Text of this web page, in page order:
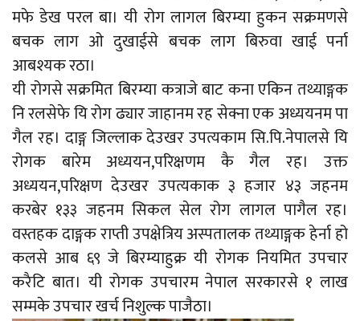
मफे डेख परल बा। यी रोग लागल बिरम्या हुकन सक्रमणसे
बचक लाग ओ दुखाईसे बचक लाग बिरुवा खाई पर्ना
आबश्यक रठा।
यी रोगसे सक्रमित बिरम्या कत्राजे बाट कना एकिन तथ्याङ्गक
नि रलसेफे यि रोग ढ्यार जाहानम रह सेक्ना एक अध्ययनम पा
गैल रह। दाङ्ग जिल्लाक देउखर उपत्यकाम सि.पि.नेपालसे यि
रोगक बारेम अध्ययन,परिक्षणम कै गैल रह। उक्त
अध्ययन,परिक्षण देउखर उपत्यकाक ३ हजार ४३ जहनम
करबेर १३३ जहनम सिकल सेल रोग लागल पागैल रह।
वस्तहक दाङ्गक राप्ती उपक्षेत्रिय अस्पतालक तथ्याङ्गक हेर्ना हो
कलसे आब ६९ जे बिरम्याहुक्र यी रोगक नियमित उपचार
करैटि बात। यी रोगक उपचारम नेपाल सरकारसे १ लाख
सम्मके उपचार खर्च निशुल्क पाजैठा।